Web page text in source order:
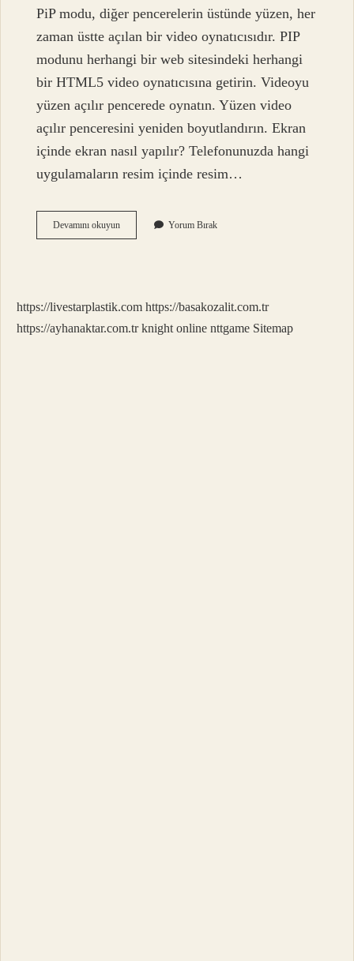
PiP modu, diğer pencerelerin üstünde yüzen, her
zaman üstte açılan bir video oynatıcısıdır. PIP
modunu herhangi bir web sitesindeki herhangi
bir HTML5 video oynatıcısına getirin. Videoyu
yüzen açılır pencerede oynatın. Yüzen video
açılır penceresini yeniden boyutlandırın. Ekran
içinde ekran nasıl yapılır? Telefonunuzda hangi
uygulamaların resim içinde resim…
Devamını okuyunPencere
Içinde
Yorum Bırak
https://livestarplastik.com https://basakozalit.com.tr
https://ayhanaktar.com.tr knight online nttgame Sitemap